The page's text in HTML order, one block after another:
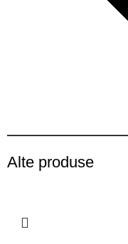
Alte produse